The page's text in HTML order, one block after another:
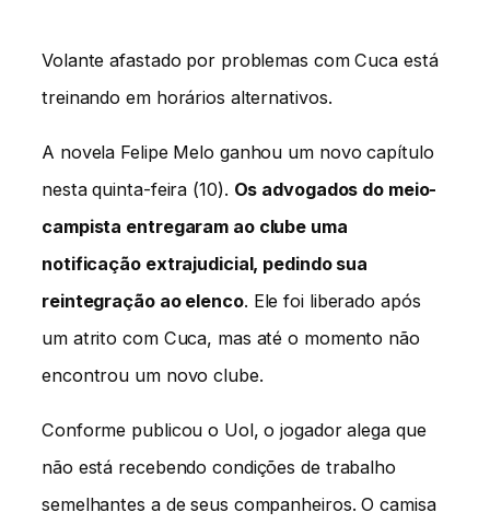
Volante afastado por problemas com Cuca está
treinando em horários alternativos.
A novela Felipe Melo ganhou um novo capítulo
nesta quinta-feira (10). Os advogados do meio-
campista entregaram ao clube uma
notificação extrajudicial, pedindo sua
reintegração ao elenco. Ele foi liberado após
um atrito com Cuca, mas até o momento não
encontrou um novo clube.
Conforme publicou o Uol, o jogador alega que
não está recebendo condições de trabalho
semelhantes a de seus companheiros. O camisa